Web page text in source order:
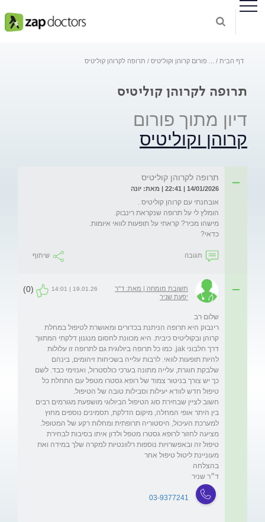
דף הבית פורום קרוהן וקוליטיס תרופה לקרוהן קוליטיס
תרופה לקרוהן קוליטיס
דיון מתוך פורום
קרוהן וקוליטיס
תרופה לקרוהן קוליטיס
14/01/2026 | 22:41 | מאת: יונה
כדאי?
תגובה שיתוף
תשובת מומחה | מאת: ד"ר
יפעת שניר
19.01.26 | 14:01
(0)
רינבוק היא תרופה הניתנת בכדורים ומאושרת לטיפול במחלת
קרוהן ובקוליטיס כיבית. היא מכוונת לחסום מנגנון דלקתי המתווך
דרך חלבוני jak. כמו כל תרופה ביולוגית גם לתרופה זו עלולות
להיות תופעות לוואי. לרבות עלייה בשכיחות זיהומים, בינהם
שלבקת חוגרת, עלייה מתונה בערכי כולסטרול, ואנזימי כבד. לשם
כך יש צורך בניטור צמוד של רופא גסטרו מטפל עם התחלת כל
חשוב לציין שבחירת סוג הטיפול הביולוגי מושפעת מגורמים רבים
בין היתר אופי המחלה, מיקום הדלקת, תסמינים נוספים מחוץ
מציעה לחזור לרופא גסטרו מטפל ולדון איתו בסיבות לבחירת
טיפול זה ובאפשרויות נוספות רלוונטיות למקרה שלך במידה ואת
ד״ר שניר
03-9377241